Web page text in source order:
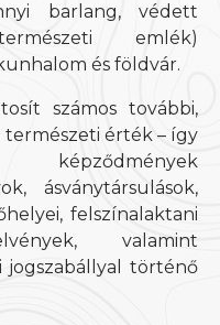
barlang, védett
emlék)
és földvár.
számos további,
érték – így
ásványtársulások,
felszínalaktani
valamint
jogszabállyal történő